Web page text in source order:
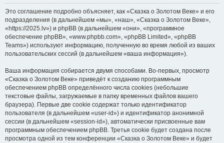
с
Это соглашение подробно объясняет, как «Сказка о Золотом Веке» и его
подразделения (в дальнейшем «мы», «наш», «Сказка о Золотом Веке»,
«https://2025.lv») и phpBB (в дальнейшем «они», «программное
обеспечение phpBB», «www.phpbb.com», «phpBB Limited», «phpBB
Teams») используют информацию, полученную во время любой из ваших
пользовательских сессий (в дальнейшем «ваша информация»).
Ваша информация собирается двумя способами. Во-первых, просмотр
«Сказка о Золотом Веке» приведёт к созданию программным
обеспечением phpBB определённого числа cookies (небольшие
текстовые файлы, загружаемые в папку временных файлов вашего
браузера). Первые две cookie содержат только идентификатор
пользователя (в дальнейшем «user-id») и идентификатор анонимной
сессии (в дальнейшем «session-id»), автоматически присвоенные вам
программным обеспечением phpBB. Третья cookie будет создана после
просмотра одной из тем конференции «Сказка о Золотом Веке» и будет